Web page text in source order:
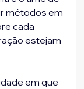
métodos em
cada
estejam
em que